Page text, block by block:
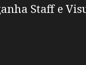
Staff e